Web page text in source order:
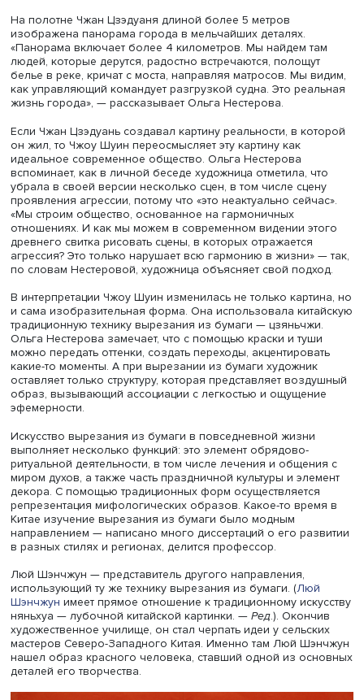
Ольга Нестерова
На полотне Чжан Цзэдуаня длиной более 5 метров
изображена панорама города в мельчайших деталях.
«Панорама включает более 4 километров. Мы найдем
людей, которые дерутся, радостно встречаются,
белье в реке, кричат с моста, направляя матросов. Мы
как управляющий командует разгрузкой судна. Это
жизнь города», — рассказывает Ольга Нестерова.
Если Чжан Цзэдуань создавал картину реальности, в
он жил, то Чжоу Шуин переосмысляет эту картину как
идеальное современное общество. Ольга Нестерова
вспоминает, как в личной беседе художница отметила,
убрала в своей версии несколько сцен, в том числе
проявления агрессии, потому что «это неактуально
«Мы строим общество, основанное на гармоничных
отношениях. И как мы можем в современном видении
агрессия? Это только нарушает всю гармонию в
по словам Нестеровой, художница объясняет свой
В интерпретации Чжоу Шуин изменилась не только
и сама изобразительная форма. Она использовала
традиционную технику вырезания из бумаги —
Ольга Нестерова замечает, что с помощью краски и
можно передать оттенки, создать переходы,
оставляет только структуру, которая представляет
образ, вызывающий ассоциации с легкостью и
эфемерности.
Искусство вырезания из бумаги в повседневной жизни
выполняет несколько функций: это элемент обрядово-
ритуальной деятельности, в том числе лечения и
миром духов, а также часть праздничной культуры и